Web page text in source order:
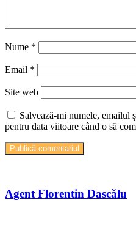
Nume *
Email *
Site web
Salvează-mi numele, emailul
pentru data viitoare când o să
Agent Florentin Dascălu